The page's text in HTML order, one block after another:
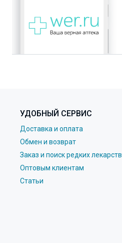
УДОБНЫЙ СЕРВИС
Доставка и оплата
Обмен и возврат
Заказ и поиск редких лекарств
Оптовым клиентам
Статьи